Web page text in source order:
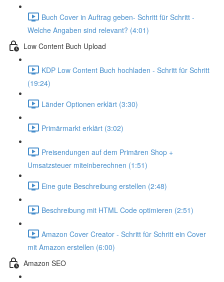
Buch Cover in Auftrag geben- Schritt für Schritt -
Welche Angaben sind relevant? (4:01)
Low Content Buch Upload
KDP Low Content Buch hochladen - Schritt für Schritt
(19:24)
Länder Optionen erklärt (3:30)
Primärmarkt erklärt (3:02)
Preisendungen auf dem Primären Shop +
Umsatzsteuer miteinberechnen (1:51)
Eine gute Beschreibung erstellen (2:48)
Beschreibung mit HTML Code optimieren (2:51)
Amazon Cover Creator - Schritt für Schritt ein Cover
mit Amazon erstellen (6:00)
Amazon SEO